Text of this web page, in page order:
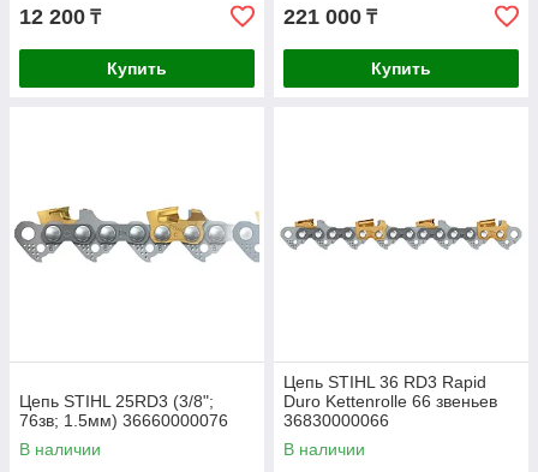
12 200 ₸
Купить
221 000 ₸
Купить
Цепь STIHL 25RD3 (3/8";
76зв; 1.5мм) 36660000076
В наличии
Цепь STIHL 36 RD3 Rapid
Duro Kettenrolle 66 звеньев
36830000066
В наличии